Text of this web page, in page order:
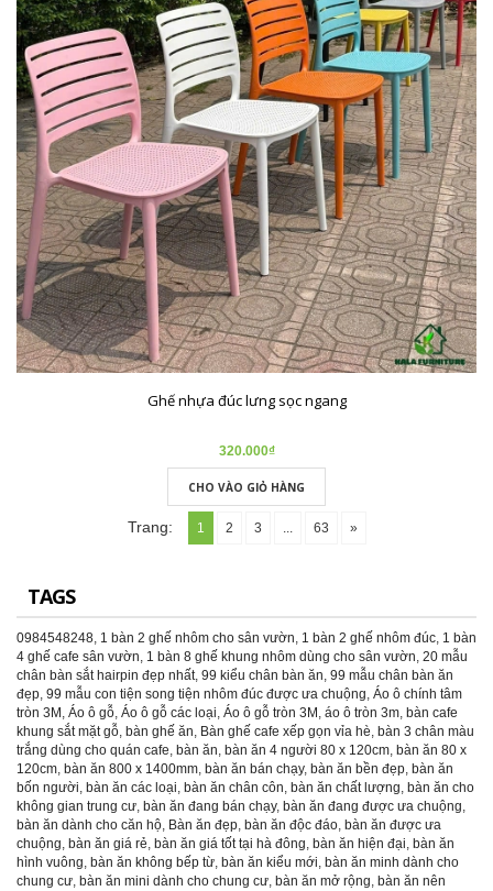
Ghế nhựa đúc lưng sọc ngang
320.000₫
CHO VÀO GIỎ HÀNG
Trang: 1 2 3 ... 63 »
TAGS
0984548248, 1 bàn 2 ghế nhôm cho sân vườn, 1 bàn 2 ghế nhôm đúc, 1 bàn
4 ghế cafe sân vườn, 1 bàn 8 ghế khung nhôm dùng cho sân vườn, 20 mẫu
chân bàn sắt hairpin đẹp nhất, 99 kiểu chân bàn ăn, 99 mẫu chân bàn ăn
đẹp, 99 mẫu con tiện song tiện nhôm đúc được ưa chuộng, Áo ô chính tâm
tròn 3M , Áo ô gỗ, Áo ô gỗ các loại, Áo ô gỗ tròn 3M , áo ô tròn 3m, bàn cafe
khung sắt mặt gỗ, bàn ghế ăn, Bàn ghế cafe xếp gọn vỉa hè, bàn 3 chân màu
trắng dùng cho quán cafe, bàn ăn, bàn ăn 4 người 80 x 120cm, bàn ăn 80 x
120cm, bàn ăn 800 x 1400mm, bàn ăn bán chạy, bàn ăn bền đẹp, bàn ăn
bốn người, bàn ăn các loại, bàn ăn chân côn, bàn ăn chất lượng, bàn ăn cho
không gian trung cư, bàn ăn đang bán chạy, bàn ăn đang được ưa chuộng,
bàn ăn dành cho căn hộ, Bàn ăn đẹp, bàn ăn độc đáo, bàn ăn được ưa
chuộng, bàn ăn giá rẻ, bàn ăn giá tốt tại hà đông, bàn ăn hiện đại, bàn ăn
hình vuông, bàn ăn không bếp từ, bàn ăn kiểu mới, bàn ăn minh dành cho
chung cư, bàn ăn mini dành cho chung cư, bàn ăn mở rộng, bàn ăn nên